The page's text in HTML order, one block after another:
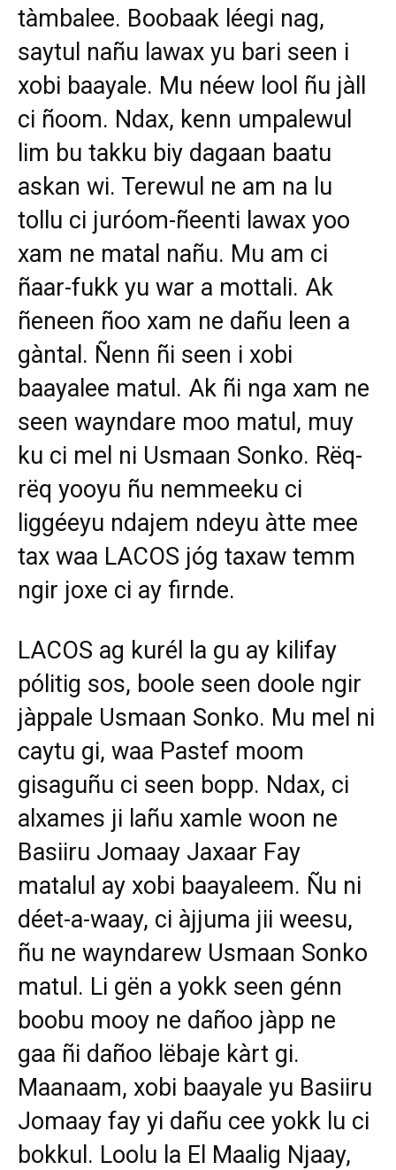
tàmbalee. Boobaak léegi nag,
saytul nañu lawax yu bari seen i
xobi baayale. Mu néew lool ñu jàll
ci ñoom. Ndax, kenn umpalewul
lim bu takku biy dagaan baatu
askan wi. Terewul ne am na lu
tollu ci juróom-ñeenti lawax yoo
xam ne matal nañu. Mu am ci
ñaar-fukk yu war a mottali. Ak
ñeneen ñoo xam ne dañu leen a
gàntal. Ñenn ñi seen i xobi
baayalee matul. Ak ñi nga xam ne
seen wayndare moo matul, muy
ku ci mel ni Usmaan Sonko. Rëq-
rëq yooyu ñu nemmeeku ci
liggéeyu ndajem ndeyu àtte mee
tax waa LACOS jóg taxaw temm
ngir joxe ci ay firnde.
LACOS ag kurél la gu ay kilifay
pólitig sos, boole seen doole ngir
jàppale Usmaan Sonko. Mu mel ni
caytu gi, waa Pastef moom
gisaguñu ci seen bopp. Ndax, ci
alxames ji lañu xamle woon ne
Basiiru Jomaay Jaxaar Fay
matalul ay xobi baayaleem. Ñu ni
déet-a-waay, ci àjjuma jii weesu,
ñu ne wayndarew Usmaan Sonko
matul. Li gën a yokk seen génn
boobu mooy ne dañoo jàpp ne
gaa ñi dañoo lëbaje kàrt gi.
Maanaam, xobi baayale yu Basiiru
Jomaay fay yi dañu cee yokk lu ci
bokkul. Loolu la El Maalig Njaay,